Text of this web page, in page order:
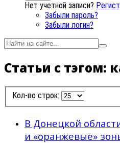
Нет учетной записи?
Забыли пароль?
Забыли логин?
Статьи с тэгом:
Кол-во строк:
В Донецкой
и «оранжевые»